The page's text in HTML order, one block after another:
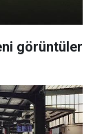
görüntüler